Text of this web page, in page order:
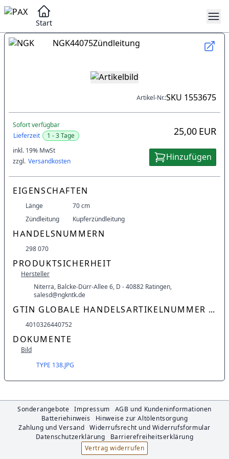
Start
NGK44075Zündleitung
Artikel-Nr.:SKU 1553675
Sofort verfügbar
Lieferzeit
1 - 3 Tage 25,00 EUR
inkl. 19% MwSt
zzgl. Versandkosten Hinzufügen
EIGENSCHAFTEN
Länge
70 cm
Zündleitung
Kupferzündleitung
HANDELSNUMMERN
298 070
PRODUKTSICHERHEIT
Hersteller
Niterra, Balcke-Dürr-Allee 6, D - 40882 Ratingen,
salesd@ngkntk.de
GTIN GLOBALE HANDELSARTIKELNUMMER (EAN)
4010326440752
DOKUMENTE
Bild
TYPE 138.JPG
Sonderangebote Impressum
AGB und Kundeninformationen
Batteriehinweis
Hinweise zur Altölentsorgung
Zahlung und Versand
Widerrufsrecht und Widerrufsformular
Datenschutzerklärung
Barrierefreiheitserklärung
Vertrag widerrufen